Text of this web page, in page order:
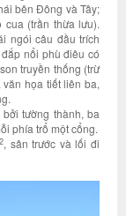
bên Đông và Tây;
(trần thừa lưu).
ngói câu đầu trích
nổi phù điêu có
truyền thống (trừ
họa tiết liên ba,
tường thành, ba
phía trổ một cổng.
2, sân trước và lối đi